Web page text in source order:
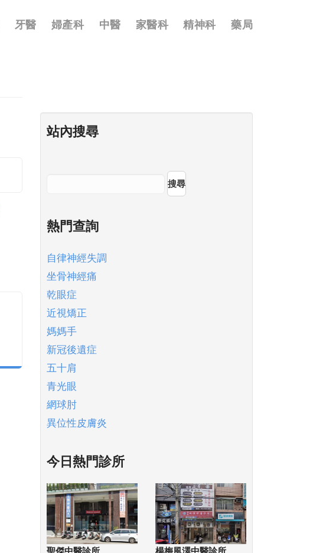
牙醫 婦產科 中醫 家醫科 精神科 藥局
站內搜尋
搜尋
熱門查詢
自律神經失調
坐骨神經痛
乾眼症
近視矯正
媽媽手
新冠後遺症
五十肩
青光眼
網球肘
異位性皮膚炎
今日熱門診所